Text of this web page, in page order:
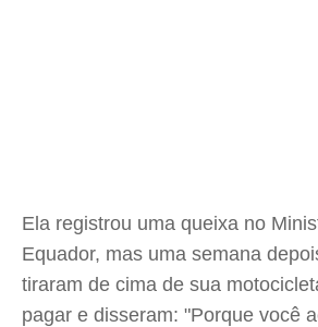
Ela registrou uma queixa no
Equador, mas uma semana
tiraram de cima de sua
pagar e disseram: "Porque você